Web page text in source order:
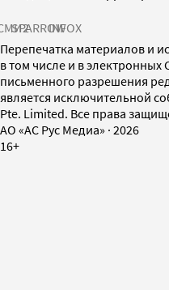
SPARROWINFOX
Перепечатка материалов и
в том числе и в
письменного разрешения
является исключительной
Pte. Limited. Все права
AO «АС Рус Медиа» · 2026
16+